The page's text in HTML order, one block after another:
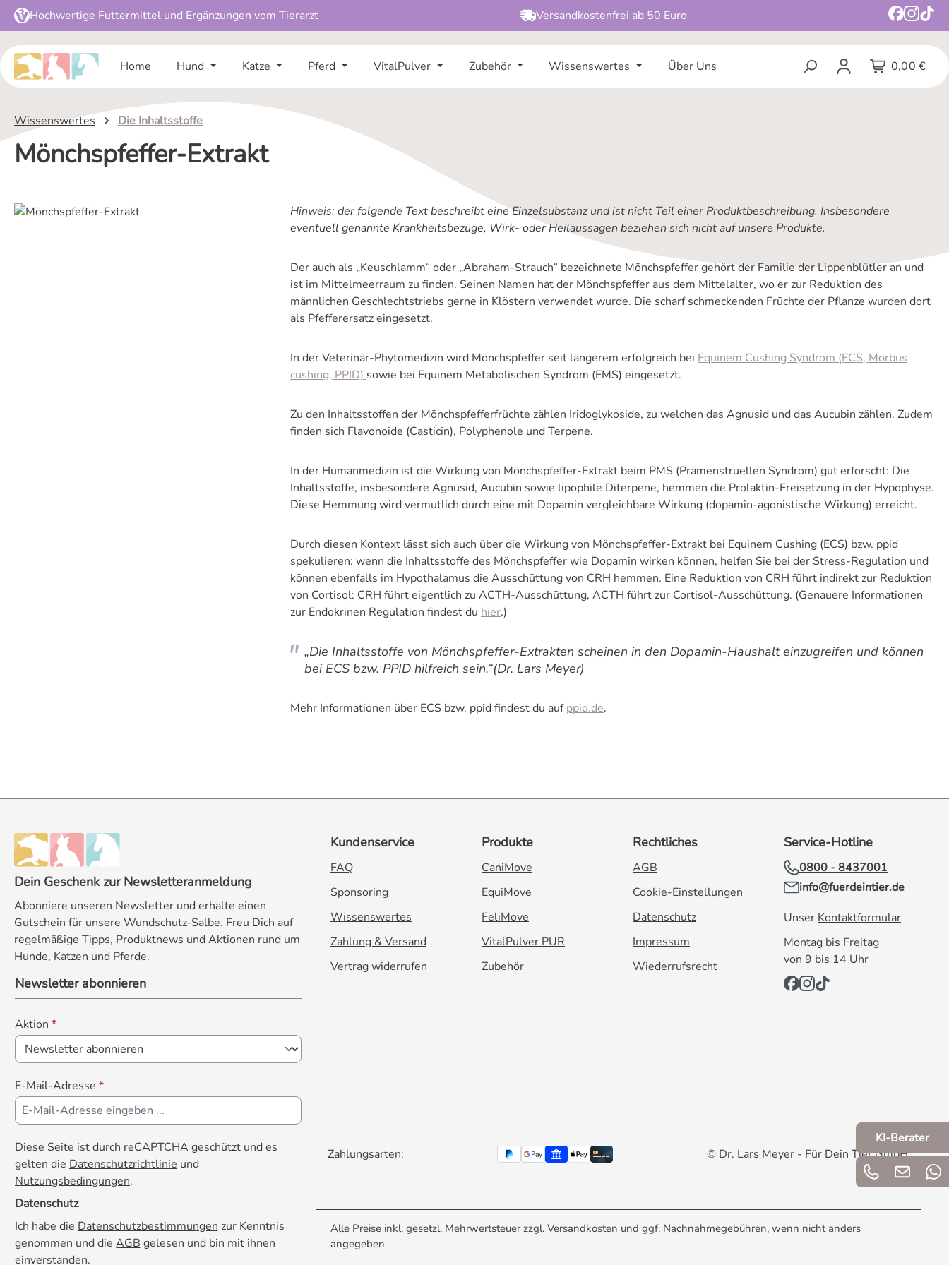
Hauptinhalt springen
Zur Suche springen
Zur Hauptnavigation springen
Hochwertige Futtermittel und Ergänzungen vom Tierarzt Versandkostenfrei ab 50 Euro
Home Hund Katze Pferd VitalPulver Zubehör Wissenswertes Über Uns 0,00 €
Wissenswertes Die Inhaltsstoffe
Mönchspfeffer-Extrakt
Hinweis: der folgende Text beschreibt eine Einzelsubstanz und ist nicht Teil einer Produktbeschreibung. Insbesondere
eventuell genannte Krankheitsbezüge, Wirk- oder Heilaussagen beziehen sich nicht auf unsere Produkte.
Der auch als „Keuschlamm“ oder „Abraham-Strauch“ bezeichnete Mönchspfeffer gehört der Familie der Lippenblütler an und
ist im Mittelmeerraum zu finden. Seinen Namen hat der Mönchspfeffer aus dem Mittelalter, wo er zur Reduktion des
männlichen Geschlechtstriebs gerne in Klöstern verwendet wurde. Die scharf schmeckenden Früchte der Pflanze wurden dort
als Pfefferersatz eingesetzt.
In der Veterinär-Phytomedizin wird Mönchspfeffer seit längerem erfolgreich bei Equinem Cushing Syndrom (ECS, Morbus
cushing, PPID) sowie bei Equinem Metabolischen Syndrom (EMS) eingesetzt.
Zu den Inhaltsstoffen der Mönchspfefferfrüchte zählen Iridoglykoside, zu welchen das Agnusid und das Aucubin zählen. Zudem
finden sich Flavonoide (Casticin), Polyphenole und Terpene.
In der Humanmedizin ist die Wirkung von Mönchspfeffer-Extrakt beim PMS (Prämenstruellen Syndrom) gut erforscht: Die
Inhaltsstoffe, insbesondere Agnusid, Aucubin sowie lipophile Diterpene, hemmen die Prolaktin-Freisetzung in der Hypophyse.
Diese Hemmung wird vermutlich durch eine mit Dopamin vergleichbare Wirkung (dopamin-agonistische Wirkung) erreicht.
Durch diesen Kontext lässt sich auch über die Wirkung von Mönchspfeffer-Extrakt bei Equinem Cushing (ECS) bzw. ppid
spekulieren: wenn die Inhaltsstoffe des Mönchspfeffer wie Dopamin wirken können, helfen Sie bei der Stress-Regulation und
können ebenfalls im Hypothalamus die Ausschüttung von CRH hemmen. Eine Reduktion von CRH führt indirekt zur Reduktion
von Cortisol: CRH führt eigentlich zu ACTH-Ausschüttung, ACTH führt zur Cortisol-Ausschüttung. (Genauere Informationen
zur Endokrinen Regulation findest du hier.)
„Die Inhaltsstoffe von Mönchspfeffer-Extrakten scheinen in den Dopamin-Haushalt einzugreifen und können
bei ECS bzw. PPID hilfreich sein.“(Dr. Lars Meyer)
Mehr Informationen über ECS bzw. ppid findest du aufppid.de.
Dein Geschenk zur Newsletteranmeldung
Abonniere unseren Newsletter und erhalte einen
Gutschein für unsere Wundschutz-Salbe. Freu Dich auf
regelmäßige Tipps, Produktnews und Aktionen rund um
Hunde, Katzen und Pferde.
Newsletter abonnieren
Aktion *
E-Mail-Adresse *
Diese Seite ist durch reCAPTCHA geschützt und es
gelten die Datenschutzrichtlinie und
Nutzungsbedingungen.
Datenschutz
Ich habe die Datenschutzbestimmungen zur Kenntnis
genommen und die AGB gelesen und bin mit ihnen
einverstanden.
Kundenservice
FAQ
Sponsoring
Wissenswertes
Zahlung & Versand
Vertrag widerrufen
Produkte
CaniMove
EquiMove
FeliMove
VitalPulver PUR
Zubehör
Rechtliches
AGB
Cookie-Einstellungen
Datenschutz
Impressum
Wiederrufsrecht
Service-Hotline
0800 - 8437001
info@fuerdeintier.de
Unser Kontaktformular
Montag bis Freitag
von 9 bis 14 Uhr
Zahlungsarten: © Dr. Lars Meyer - Für Dein Tier GmbH
Alle Preise inkl. gesetzl. Mehrwertsteuer zzgl. Versandkosten und ggf. Nachnahmegebühren, wenn nicht anders
angegeben.
KI-Berater